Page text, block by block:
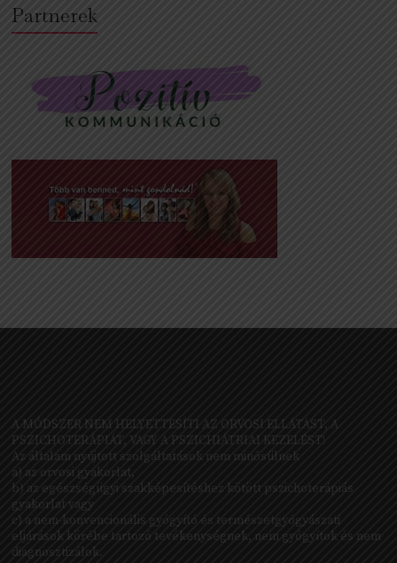
Partnerek
A MÓDSZER NEM HELYETTESÍTI AZ ORVOSI ELLÁTÁST, A
PSZICHOTERÁPIÁT, VAGY A PSZICHIÁTRIAI KEZELÉST!
Az általam nyújtott szolgáltatások nem minősülnek
a) az orvosi gyakorlat,
b) az egészségügyi szakképesítéshez kötött pszichoterápiás
gyakorlat vagy
c) a nem-konvencionális gyógyító és természetgyógyászati
eljárások körébe tartozó tevékenységnek, nem gyógyítok és nem
diagnosztizálok.